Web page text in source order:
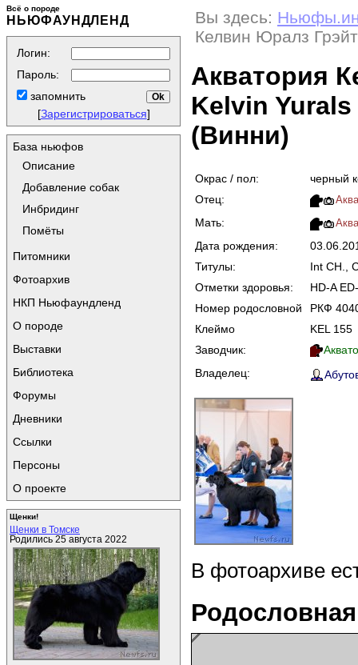
Всё о породе
НЬЮФАУНДЛЕНД
Логин:
Пароль:
запомнить
[Зарегистрироваться]
База ньюфов
Описание
Добавление собак
Инбридинг
Помёты
Питомники
Фотоархив
НКП Ньюфаундленд
О породе
Выставки
Библиотека
Форумы
Дневники
Ссылки
Персоны
О проекте
Щенки!
Щенки в Томске
Родились 25 августа 2022
Вы здесь:
Келвин Юралз
Акватория
Kelvin Yurals
(Винни)
Окрас / пол:
черный
Отец:
Мать:
Дата рождения:
Титулы:
Int CH.,
Отметки здоровья:
HD-A
Номер родословной
РКФ
Клеймо
KEL 155
Заводчик:
Владелец:
В фотоархиве
Родословная